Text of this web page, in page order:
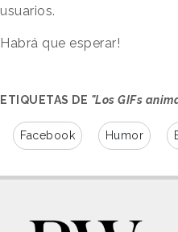
usuarios.
Habrá que esperar!
ETIQUETAS DE "Los GIFs
Facebook Humor